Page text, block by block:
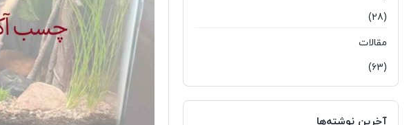
(28)
مقالات
(63)
آخرین نوشته‌ها